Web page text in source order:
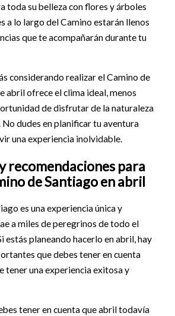
toda su belleza con flores y árboles
a lo largo del Camino estarán llenos
que te acompañarán durante tu
considerando realizar el Camino de
abril ofrece el clima ideal, menos
de disfrutar de la naturaleza
dudes en planificar tu aventura
una experiencia inolvidable.
recomendaciones para
de Santiago en abril
es una experiencia única y
a miles de peregrinos de todo el
estás planeando hacerlo en abril, hay
que debes tener en cuenta
tener una experiencia exitosa y
tener en cuenta que abril todavía